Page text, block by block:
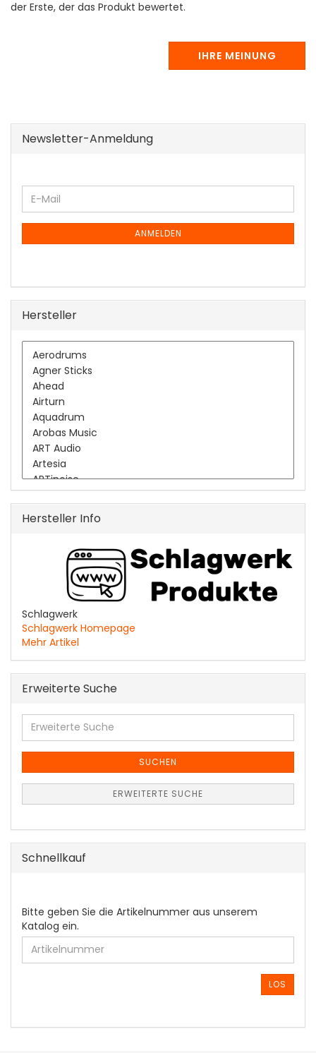
der Erste, der das Produkt bewertet.
IHRE MEINUNG
Newsletter-Anmeldung
WEITER
ZUR
NEWSLETTER-
E-
Mail
ANMELDEN
Hersteller
Hersteller Info
Schlagwerk
Schlagwerk Homepage
Mehr Artikel
Erweiterte Suche
Erweiterte
Suche
SUCHEN
ERWEITERTE SUCHE
Schnellkauf
BITTE
GEBEN
SIE
DIE
ARTIKELNUMMER
EIN.
Bitte geben Sie die Artikelnummer aus unserem
Katalog ein.
LOS